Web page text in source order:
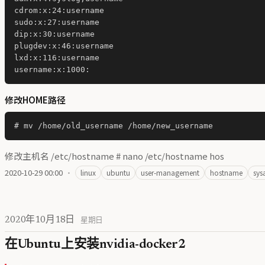
cdrom:x:24:username
sudo:x:27:username
dip:x:30:username
plugdev:x:46:username
lxd:x:116:username
修改HOME路径
修改主机名 /etc/hostname # nano /etc/hostname hos
2020-10-29 00:00 · linux ubuntu user-management hostname
2020年10月18日 星期日
在Ubuntu上安装nvidia-docker2